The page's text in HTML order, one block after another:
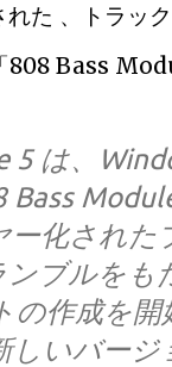
た 、トラッ
Bass
5 は、
Bass
ー化され
ブルをも
の作成を
しいバージ